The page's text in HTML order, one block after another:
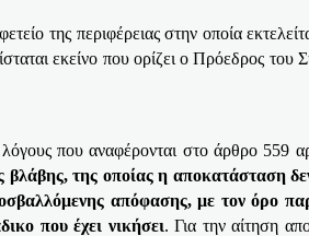
της περιφέρειας στην οποία
εκείνο που ορίζει ο Πρόεδρος του
λόγους που αναφέρονται στο άρθρο
της οποίας η αποκατάσταση
απόφασης, με τον όρο
που έχει νικήσει. Για την αίτηση